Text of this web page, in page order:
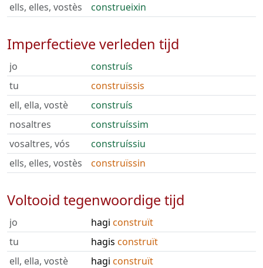
ells, elles, vostès
construeixin
Imperfectieve verleden tijd
jo
construís
tu
construïssis
ell, ella, vostè
construís
nosaltres
construíssim
vosaltres, vós
construíssiu
ells, elles, vostès
construïssin
Voltooid tegenwoordige tijd
jo hagi construït
tu
hagis construït
ell, ella, vostè
hagi construït